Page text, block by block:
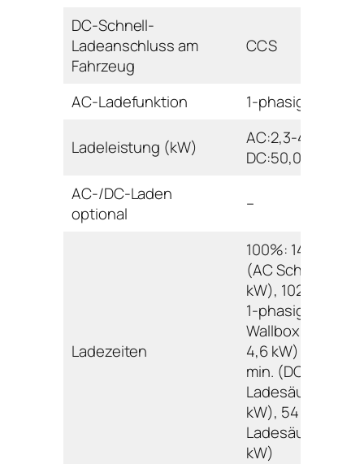
DC-Schnell-
Ladeanschluss am
Fahrzeug
CCS
AC-Ladefunktion 1-phasig
Ladeleistung (kW)
AC:2,3-4,6
DC:50,0-100,0
AC-/DC-Laden
optional
–
Ladezeiten
100%: 1440 min.
(AC Schuko 2,3
kW), 1020 min.
1-phasig
Wallbox/
4,6 kW); 80%: 75
min. (DC
Ladesäule 50,0
kW), 54 min. (DC
Ladesäule 100,0
kW)